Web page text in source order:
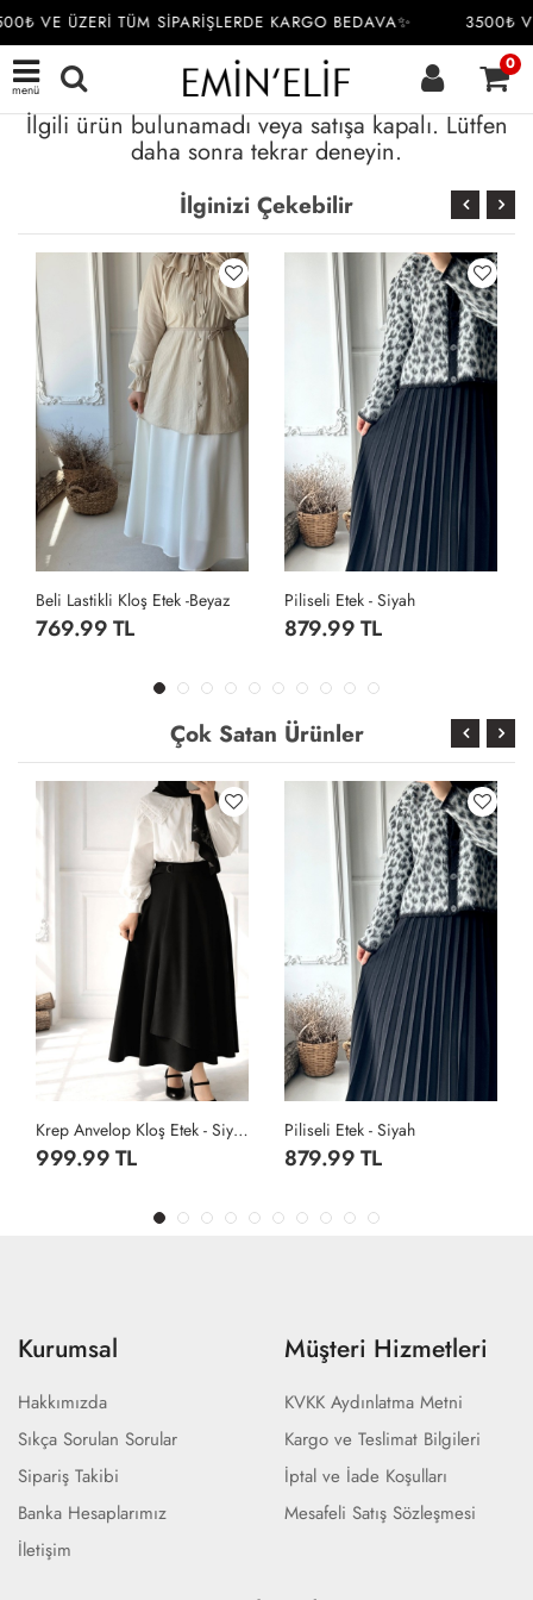
VE ÜZERİ TÜM SİPARİŞLERDE KARGO BEDAVA✨ 3500₺
menü
0
İlgili ürün bulunamadı veya satışa kapalı. Lütfen
daha sonra tekrar deneyin.
İlginizi Çekebilir
Piliseli Etek - Siyah
879.99 TL
Crash Vual Etek - Lacivert
1,399.99 TL
Çok Satan Ürünler
Krep Anvelop Kloş Etek - Siyah Piliseli Etek - Siyah
879.99 TL 999.99 TL
Kurumsal
Hakkımızda
Sıkça Sorulan Sorular
Sipariş Takibi
Banka Hesaplarımız
İletişim
Müşteri Hizmetleri
KVKK Aydınlatma Metni
Kargo ve Teslimat Bilgileri
İptal ve İade Koşulları
Mesafeli Satış Sözleşmesi